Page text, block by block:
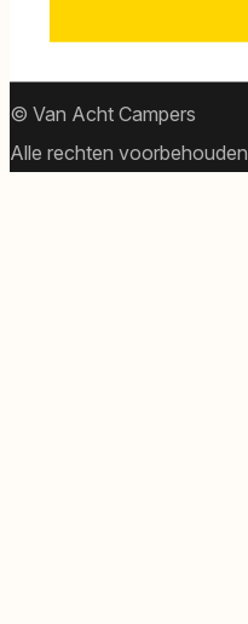
© Van Acht Campers
Alle rechten voorbehouden